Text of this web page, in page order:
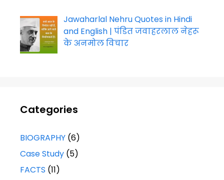
Jawaharlal Nehru Quotes in Hindi
and English | पंडित जवाहरलाल नेहरू
के अनमोल विचार
Categories
BIOGRAPHY (6)
Case Study (5)
FACTS (11)